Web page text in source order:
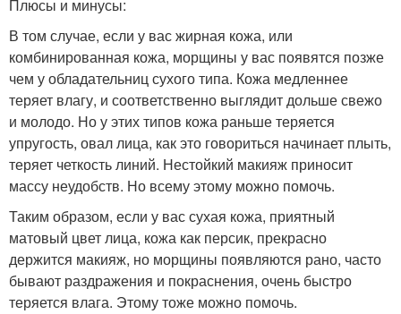
Плюсы и минусы:
В том случае, если у вас жирная кожа, или
комбинированная кожа, морщины у вас появятся позже
чем у обладательниц сухого типа. Кожа медленнее
теряет влагу, и соответственно выглядит дольше свежо
и молодо. Но у этих типов кожа раньше теряется
упругость, овал лица, как это говориться начинает плыть,
теряет четкость линий. Нестойкий макияж приносит
массу неудобств. Но всему этому можно помочь.
Таким образом, если у вас сухая кожа, приятный
матовый цвет лица, кожа как персик, прекрасно
держится макияж, но морщины появляются рано, часто
бывают раздражения и покраснения, очень быстро
теряется влага. Этому тоже можно помочь.